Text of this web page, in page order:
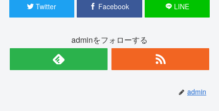
Twitter Facebook LINE
adminをフォローする
admin